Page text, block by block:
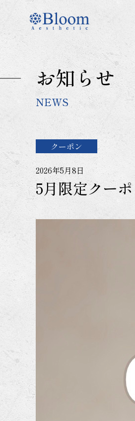
コ
ン
テ
ン
ツ
に
ス
お知らせ
NEWS
クーポン
2026年5月8日
5月限定クー